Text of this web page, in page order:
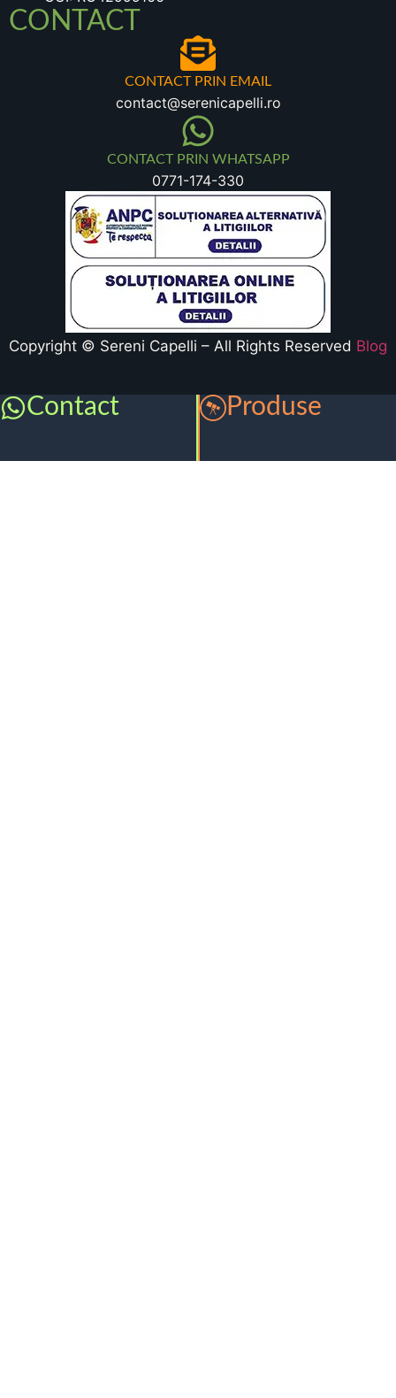
CONTACT
CONTACT PRIN EMAIL
contact@serenicapelli.ro
CONTACT PRIN WHATSAPP
0771-174-330
Copyright © Sereni Capelli – All Rights Reserved Blog
Contact Produse